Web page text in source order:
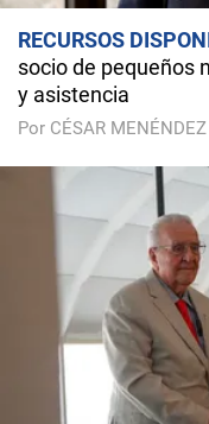
RECURSOS
socio de pequeños
y asistencia
Por CÉSAR MENÉNDEZ